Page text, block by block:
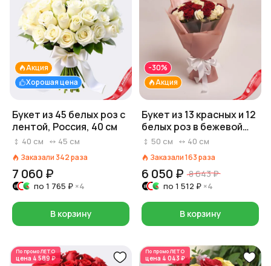
Хорошая цена
Акция
Букет из 45 белых роз с
лентой, Россия, 40 см
40 см 45 см
Заказали 342раза
7 060 ₽
по 1 765 ₽ ×4
В корзину
Акция
-30%
Букет из 13 красных и 12
белых роз в бежевой
пленке
50 см 40 см
Заказали163раза
6 050 ₽ 8 643 ₽
по 1 512 ₽ ×4
В корзину
По промоЛЕТО
цена 4 589 ₽
По промоЛЕТО
цена 4 043 ₽